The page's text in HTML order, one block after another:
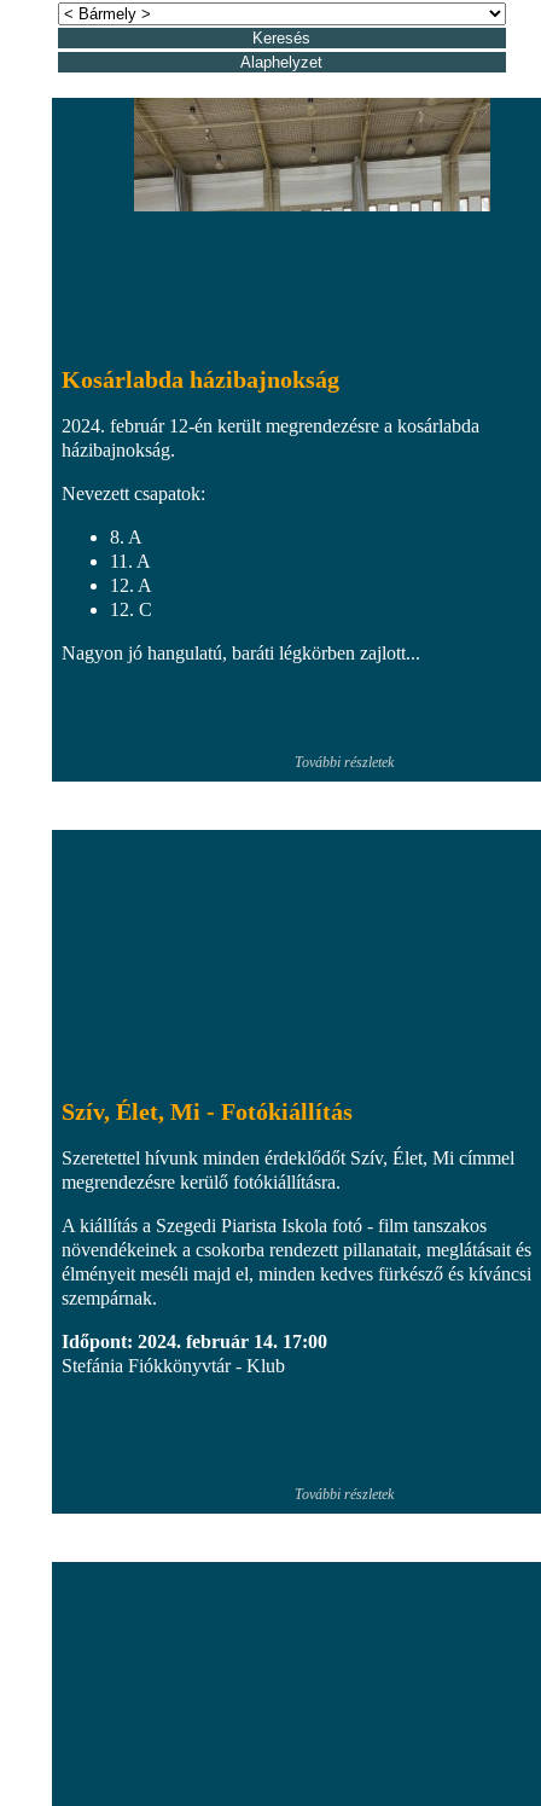
Kosárlabda házibajnokság
2024. február 12-én került megrendezésre a kosárlabda
házibajnokság.
Nevezett csapatok:
8. A
11. A
12. A
12. C
Nagyon jó hangulatú, baráti légkörben zajlott...
További részletek
Szív, Élet, Mi - Fotókiállítás
Szeretettel hívunk minden érdeklődőt Szív, Élet, Mi címmel
megrendezésre kerülő fotókiállításra.
A kiállítás a Szegedi Piarista Iskola fotó - film tanszakos
növendékeinek a csokorba rendezett pillanatait, meglátásait és
élményeit meséli majd el, minden kedves fürkésző és kíváncsi
szempárnak.
Időpont: 2024. február 14. 17:00
Stefánia Fiókkönyvtár - Klub
További részletek